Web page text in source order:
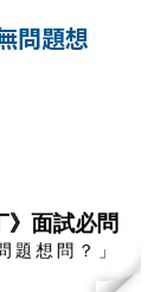
問題想